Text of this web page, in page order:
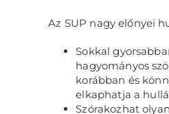
Az SUP nagy előnyei
Sokkal
hagyományos
korábban és
elkaphatja a
Szórakozhat